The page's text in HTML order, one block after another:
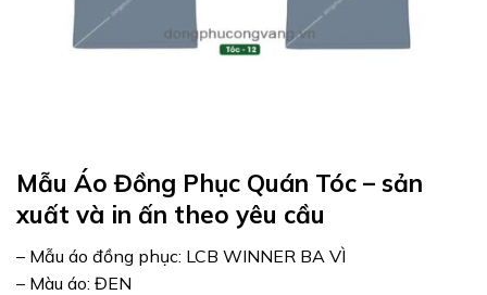
Mẫu Áo Đồng Phục Quán Tóc – sản
xuất và in ấn theo yêu cầu
– Mẫu áo đồng phục: LCB WINNER BA VÌ
– Màu áo: ĐEN